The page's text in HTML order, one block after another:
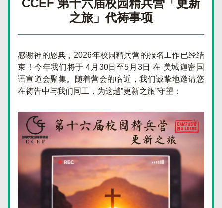
CCEF 第十六届校园精兵营「更新
之旅」代祷事项
感谢神的恩典，2026年校园精兵营的报名工作已经结
束！今年我们将于 4月30日至5月3日 在 美城迦密国
语宣道会聚集。随着营会的临近，我们诚挚地邀请您
在祷告中与我们同工，为这趟”更新之旅”守望：